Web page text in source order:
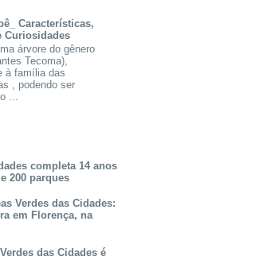
Características,
Curiosidades
árvore do gênero
Tecoma),
à família das
, podendo ser
...
completa 14 anos
200 parques
Verdes das Cidades:
em Florença, na
das Cidades é